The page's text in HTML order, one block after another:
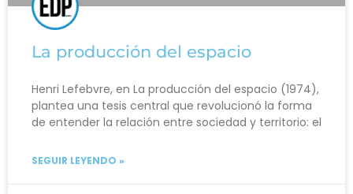
La producción del espacio
Henri Lefebvre, en La producción del espacio (1974),
plantea una tesis central que revolucionó la forma
de entender la relación entre sociedad y territorio: el
SEGUIR LEYENDO »